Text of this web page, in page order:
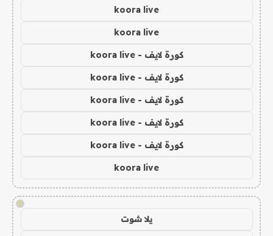
koora live
koora live
كورة لايف - koora live
كورة لايف - koora live
كورة لايف - koora live
كورة لايف - koora live
كورة لايف - koora live
koora live
!
يلا شوت